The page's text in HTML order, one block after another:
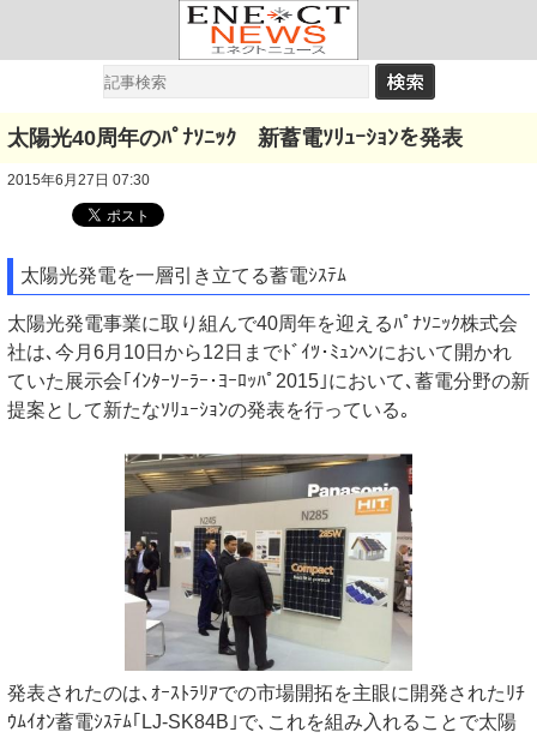
太陽光40周年のﾊﾟﾅｿﾆｯｸ 新蓄電ｿﾘｭｰｼｮﾝを発表
2015年6月27日 07:30
太陽光発電を一層引き立てる蓄電ｼｽﾃﾑ
太陽光発電事業に取り組んで40周年を迎えるﾊﾟﾅｿﾆｯｸ株式会
社は､今月6月10日から12日までﾄﾞｲﾂ･ﾐｭﾝﾍﾝにおいて開かれ
ていた展示会｢ｲﾝﾀｰｿｰﾗｰ･ﾖｰﾛｯﾊﾟ2015｣において､蓄電分野の新
提案として新たなｿﾘｭｰｼｮﾝの発表を行っている｡
発表されたのは､ｵｰｽﾄﾗﾘｱでの市場開拓を主眼に開発されたﾘﾁ
ｳﾑｲｵﾝ蓄電ｼｽﾃﾑ｢LJ-SK84B｣で､これを組み入れることで太陽